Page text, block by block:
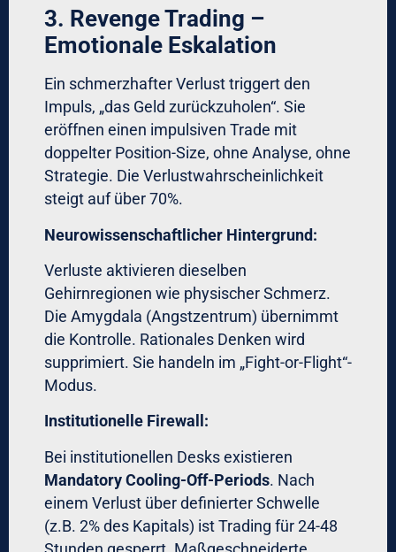
Analysieren Sie Ihre letzten 100 Trades:
Bei wie vielen Trades wurde der
ursprüngliche Stop verschoben?
Wie oft wurde Position-Size außerhalb
der Regeln erhöht?
Wie viele Trades wurden ohne Setup-
Bestätigung gemacht?
Typische Erkenntnisse:
30-40% der Verluste entstehen durch
20-30% durch Oversize-Positionen
nach Gewinnen
15-25% durch Revenge-Trading nach
Verlusten
Schritt 2: Psychologisches Profil
Gewinnmitnahmen)?
Sind Sie overconfident (zu große
Positionen)?
Neigen Sie zu Revenge-Trading?